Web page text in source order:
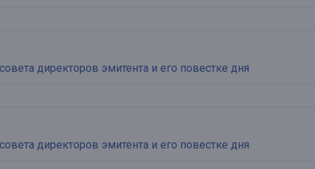
директоров эмитента и его повестке дня
директоров эмитента и его повестке дня